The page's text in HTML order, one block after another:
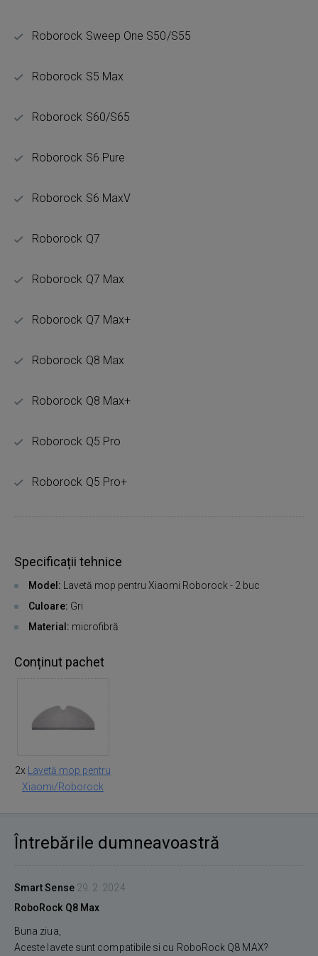
Roborock Sweep One S50/S55
Roborock S5 Max
Roborock S60/S65
Roborock S6 Pure
Roborock S6 MaxV
Roborock Q7
Roborock Q7 Max
Roborock Q7 Max+
Roborock Q8 Max
Roborock Q8 Max+
Roborock Q5 Pro
Roborock Q5 Pro+
Specificații tehnice
Model: Lavetă mop pentru Xiaomi Roborock - 2 buc
Culoare: Gri
Material: microfibră
Conținut pachet
2x
Lavetă mop pentru
Xiaomi/Roborock
Întrebările dumneavoastră
Smart Sense 29. 2. 2024
RoboRock Q8 Max
Buna ziua,
Aceste lavete sunt compatibile si cu RoboRock Q8 MAX?